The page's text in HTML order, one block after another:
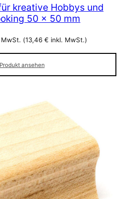
kreative Hobbys und
50 x 50 mm
MwSt. (13,46 € inkl. MwSt.)
Produkt ansehen